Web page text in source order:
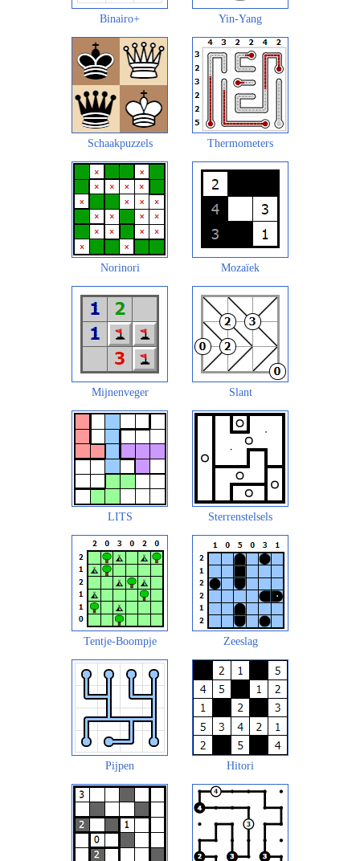
Binairo+ Yin-Yang
Schaakpuzzels Thermometers
Norinori Mozaïek
Mijnenveger Slant
LITS Sterrenstelsels
Tentje-Boompje Zeeslag
Pijpen Hitori